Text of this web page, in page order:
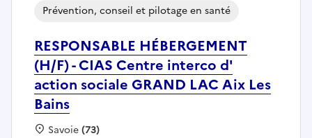
RESPONSABLE HÉBERGEMENT
(H/F) - CIAS Centre interco d'
action sociale GRAND LAC Aix Les
Bains
Prévention, conseil et pilotage en santé
Localisation :
Savoie(73)